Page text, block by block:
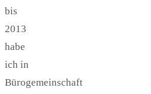
bis
2013
habe
ich in
Bürogemeinschaft